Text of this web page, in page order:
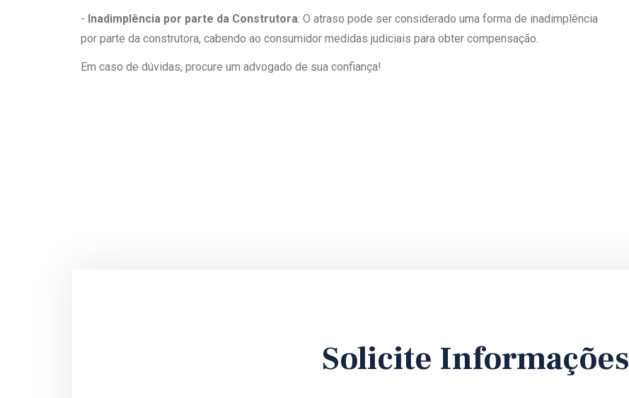
- Inadimplência por parte da Construtora: O atraso pode ser considerado uma forma de inadimplência
por parte da construtora, cabendo ao consumidor medidas judiciais para obter compensação.
Em caso de dúvidas, procure um advogado de sua confiança!
Solicite Informações